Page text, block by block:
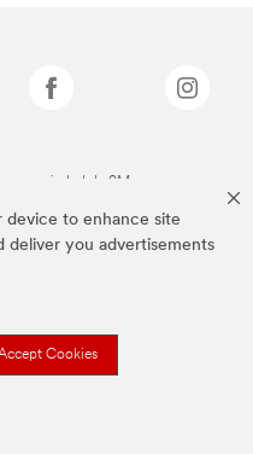
device to enhance site
deliver you advertisements
Cookies
propiedad de 3M